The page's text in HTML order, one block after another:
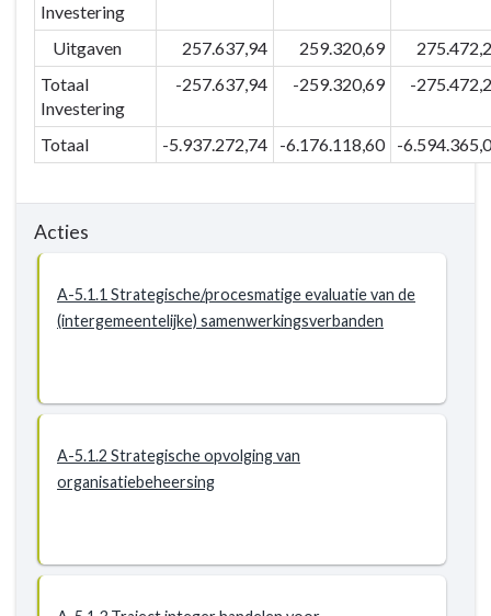
Investering
Uitgaven
257.637,94 259.320,69
Totaal
Investering
-257.637,94 -259.320,69 -
Totaal -5.937.272,74 -6.176.118,60 -
Acties
A-5.1.1 Strategische/procesmatige evaluatie van de
(intergemeentelijke) samenwerkingsverbanden
A-5.1.2 Strategische opvolging van
organisatiebeheersing